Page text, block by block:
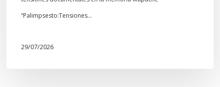
“Palimpsesto:Tensiones…
29/07/2026